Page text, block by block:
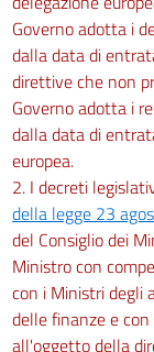
Governo adotta i
dalla data di
direttive che non
Governo adotta i
dalla data di
europea.
2. I decreti
della legge 23
del Consiglio dei
Ministro con
con i Ministri degli
delle finanze e
all'oggetto della